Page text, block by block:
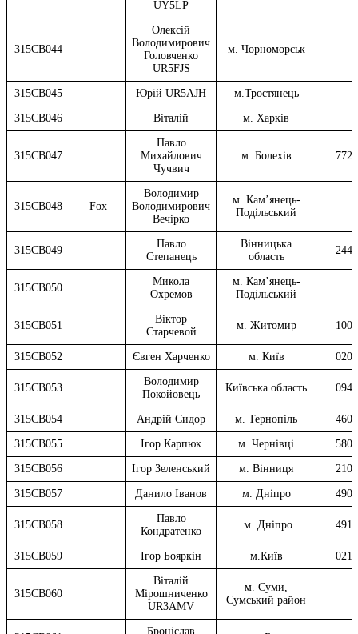
UY5LP
315CB044
Олексій
Володимирович
Головченко
UR5FJS
м. Чорноморськ
315CB045 Юрій UR5AJH м.Тростянець
315CB046 Віталій м. Харків
315CB047
Павло
Михайлович
Чучвич
м. Болехів
315CB048 Fox
Володимир
Володимирович
Вечірко
м. Кам’янець-
Подільський
315CB049
Павло
Степанець
Вінницька
область
315CB050
Микола
Охремов
м. Кам’янець-
Подільський
315CB051
Віктор
Старчевой
м. Житомир
315CB052 Євген Харченко м. Київ
315CB053
Володимир
Покойовець
Київська область
315CB054 Андрій Сидор м. Тернопіль
315CB055 Ігор Карпюк м. Чернівці
315CB056 Ігор Зеленський м. Вінниця
315CB057 Данило Іванов м. Дніпро
315CB058
Павло
Кондратенко
м. Дніпро
315CB059 Ігор Бояркін м.Київ
315CB060
Віталій
Мірошниченко
UR3AMV
м. Суми,
Сумський район
Броніслав